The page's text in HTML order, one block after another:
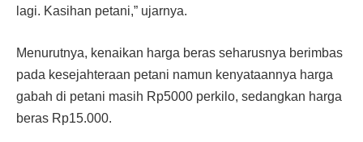
lagi. Kasihan petani,” ujarnya.
Menurutnya, kenaikan harga beras seharusnya berimbas
pada kesejahteraan petani namun kenyataannya harga
gabah di petani masih Rp5000 perkilo, sedangkan harga
beras Rp15.000.